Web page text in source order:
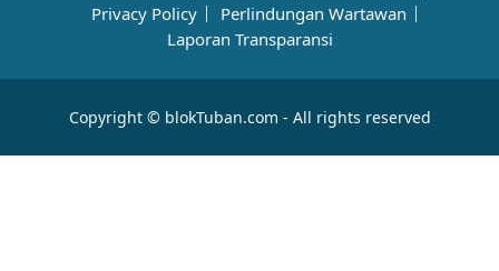
Privacy Policy
Perlindungan Wartawan
Laporan Transparansi
Copyright © blokTuban.com - All rights reserved